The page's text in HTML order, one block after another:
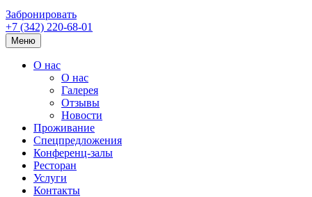
Забронировать
+7 (342) 220-68-01
Меню
О нас
О нас
Галерея
Отзывы
Новости
Проживание
Спецпредложения
Конференц-залы
Ресторан
Услуги
Контакты